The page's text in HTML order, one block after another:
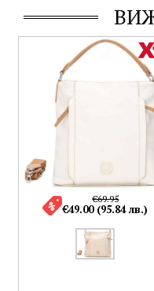
€69.95
€49.00 (95.84 лв.)